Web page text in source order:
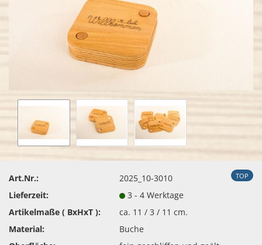
TOP
Art.Nr.:
2025_10-3010
Lieferzeit:
3 - 4 Werktage
Artikelmaße ( BxHxT ):
ca. 11 / 3 / 11 cm.
Material:
Buche